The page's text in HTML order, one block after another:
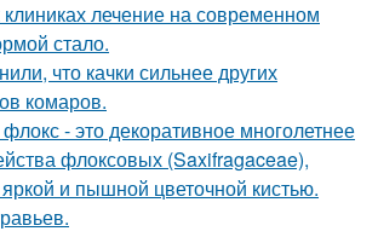
лечение на современном
стало.
что качки сильнее других
комаров.
- это декоративное многолетнее
флоксовых (Saxifragaceae),
и пышной цветочной кистью.